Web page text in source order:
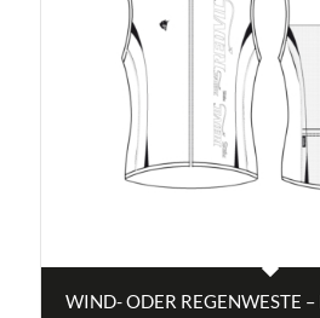
WIND- ODER REGENWESTE